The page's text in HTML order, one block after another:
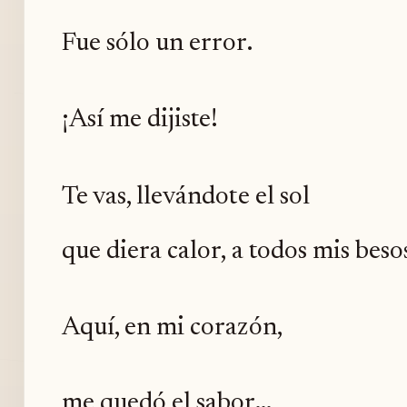
Fue sólo un error.
¡Así me dijiste!
Te vas, llevándote el sol
que diera calor, a todos mis
Aquí, en mi corazón,